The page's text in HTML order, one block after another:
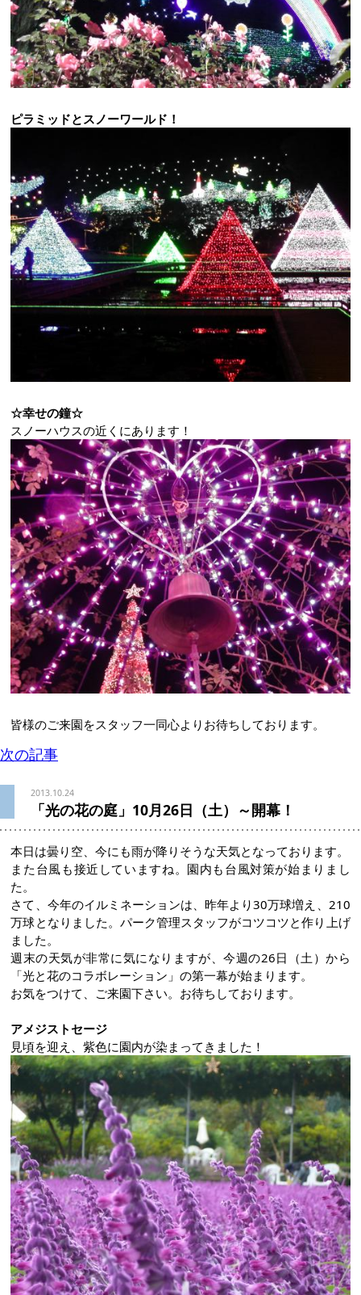
ピラミッドとスノーワールド！
☆幸せの鐘☆
スノーハウスの近くにあります！
皆様のご来園をスタッフ一同心よりお待ちしております。
次の記事
2013.10.24
「光の花の庭」10月26日（土）～開幕！
本日は曇り空、今にも雨が降りそうな天気となっております。
また台風も接近していますね。園内も台風対策が始まりまし
た。
さて、今年のイルミネーションは、昨年より30万球増え、210
万球となりました。パーク管理スタッフがコツコツと作り上げ
ました。
週末の天気が非常に気になりますが、今週の26日（土）から
「光と花のコラボレーション」の第一幕が始まります。
お気をつけて、ご来園下さい。お待ちしております。
アメジストセージ
見頃を迎え、紫色に園内が染まってきました！